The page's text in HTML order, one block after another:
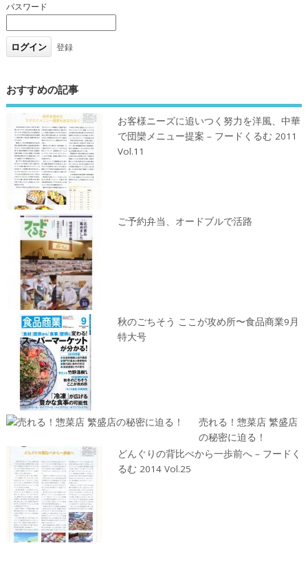
パスワード
登録
おすすめの記事
お客様ニーズに追いつく努力を洋風、中華
で団欒メニュー提案 – フードくるむ 2011
Vol.11
ご予約弁当、オードブルで活路
秋のごちそう ここが攻め所〜食品商業9月
特大号
売れる！惣菜店 繁盛店
の秘密に迫る！
どんぐりの背比べから一歩前へ – フードく
るむ 2014 Vol.25